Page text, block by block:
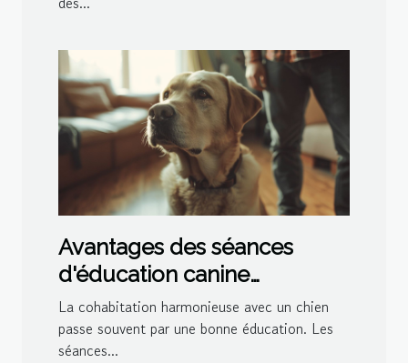
Avantages des séances
d'éducation canine
personnalisées à domicile
La cohabitation harmonieuse avec un chien
passe souvent par une bonne éducation. Les
séances...